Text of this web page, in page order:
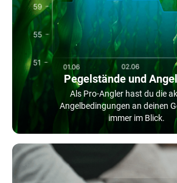
Pegelstände und
Als Pro-Angler hast du die
Angelbedingungen an deinen
immer im Blick.